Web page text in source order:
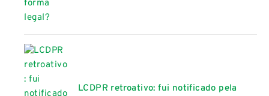
LCDPR retroativo: fui notificado pela